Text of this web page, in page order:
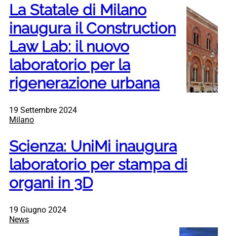
La Statale di Milano
inaugura il Construction
Law Lab: il nuovo
laboratorio per la
rigenerazione urbana
19 Settembre 2024
Milano
Scienza: UniMi inaugura
laboratorio per stampa di
organi in 3D
19 Giugno 2024
News